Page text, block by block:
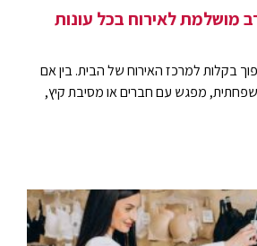
מושלמת לאירוח בכל עונות
בקלות למרכז האירוח של הבית. בין אם
מפגש עם חברים או מסיבת קיץ,